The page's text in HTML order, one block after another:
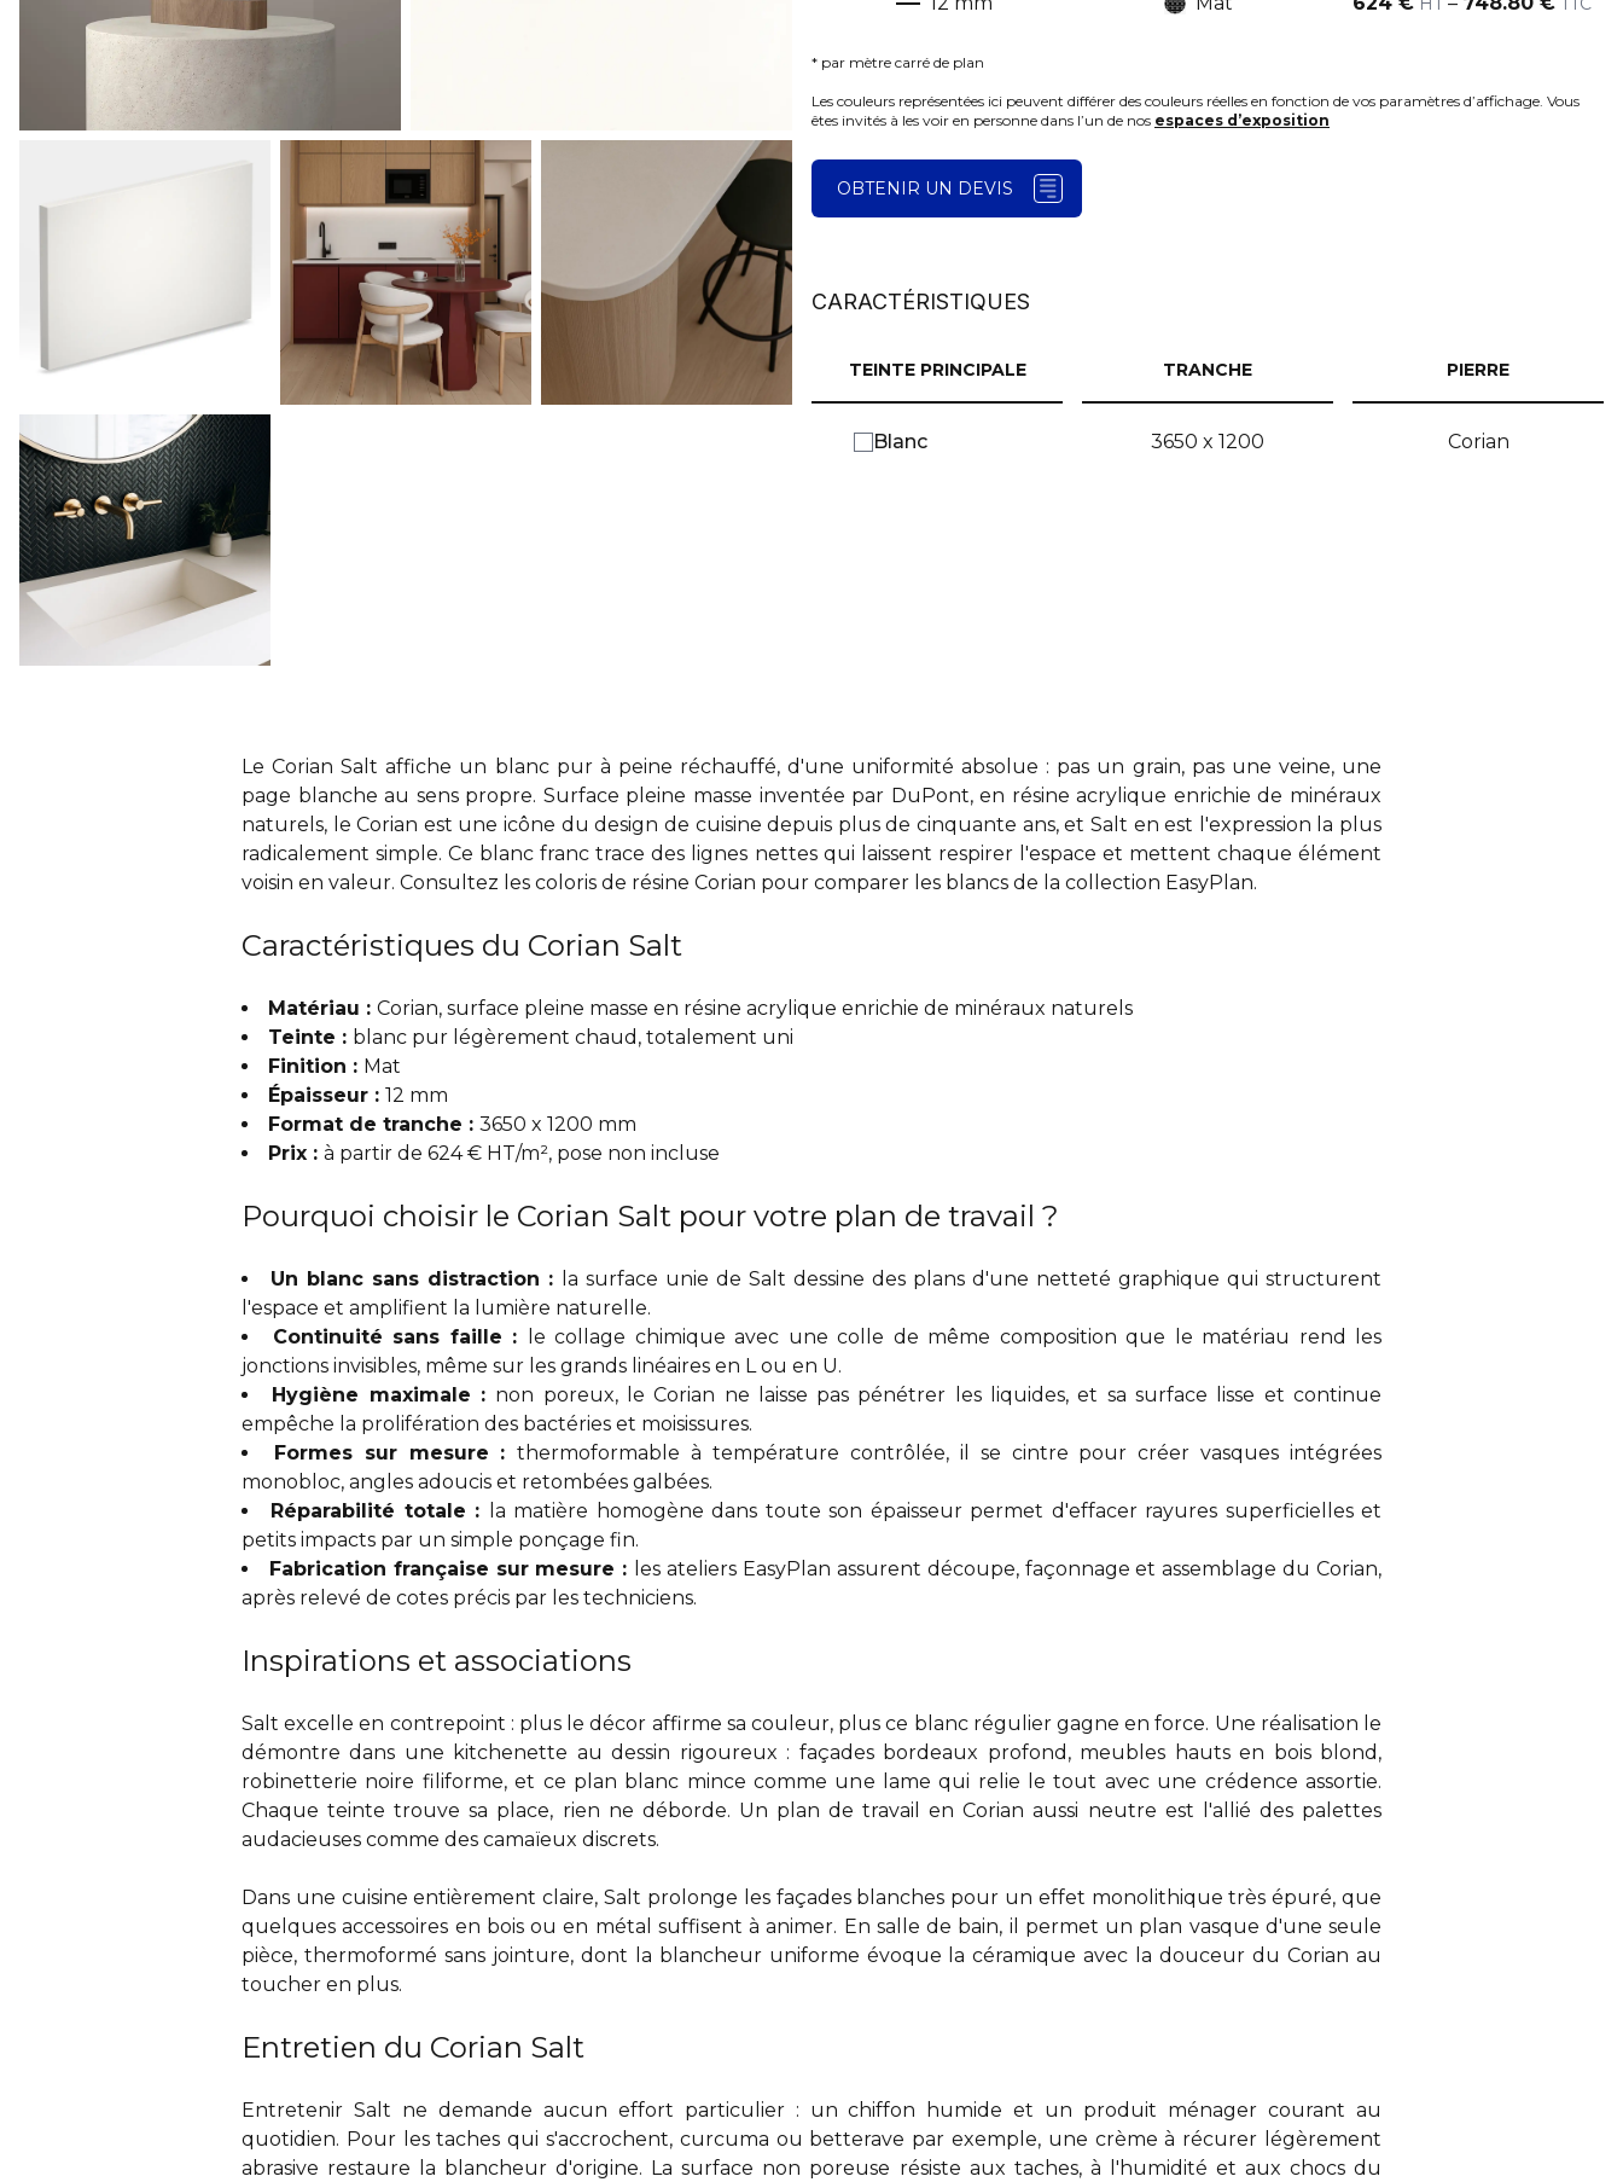
* par mètre carré de plan
Les couleurs représentées ici peuvent différer des couleurs réelles en fonction de vos paramètres d’affichage. Vous
êtes invités à les voir en personne dans l’un de nos espaces d’exposition
OBTENIR UN DEVIS
CARACTÉRISTIQUES
TEINTE PRINCIPALE
Blanc
TRANCHE
3650 x 1200
PIERRE
Corian
Le Corian Salt affiche un blanc pur à peine réchauffé, d'une uniformité absolue : pas un grain, pas une veine, une
page blanche au sens propre. Surface pleine masse inventée par DuPont, en résine acrylique enrichie de minéraux
naturels, le Corian est une icône du design de cuisine depuis plus de cinquante ans, et Salt en est l'expression la plus
radicalement simple. Ce blanc franc trace des lignes nettes qui laissent respirer l'espace et mettent chaque élément
voisin en valeur. Consultez les coloris de résine Corian pour comparer les blancs de la collection EasyPlan.
Caractéristiques du Corian Salt
Matériau : Corian, surface pleine masse en résine acrylique enrichie de minéraux naturels
Teinte : blanc pur légèrement chaud, totalement uni
Finition : Mat
Épaisseur : 12 mm
Format de tranche : 3650 x 1200 mm
Prix : à partir de 624 € HT/m², pose non incluse
Pourquoi choisir le Corian Salt pour votre plan de travail ?
Un blanc sans distraction :
la surface unie de Salt dessine des plans d'une netteté graphique qui structurent
l'espace et amplifient la lumière naturelle.
Continuité sans faille :
le collage chimique avec une colle de même composition que le matériau rend les
jonctions invisibles, même sur les grands linéaires en L ou en U.
Hygiène maximale : non poreux, le Corian ne laisse pas pénétrer les liquides, et sa surface lisse et continue
empêche la prolifération des bactéries et moisissures.
Formes sur mesure :thermoformable à température contrôlée, il se cintre pour créer vasques intégrées
monobloc, angles adoucis et retombées galbées.
Réparabilité totale :
la matière homogène dans toute son épaisseur permet d'effacer rayures superficielles et
petits impacts par un simple ponçage fin.
Fabrication française sur mesure : les ateliers EasyPlan assurent découpe, façonnage et assemblage du Corian,
après relevé de cotes précis par les techniciens.
Inspirations et associations
Salt excelle en contrepoint : plus le décor affirme sa couleur, plus ce blanc régulier gagne en force. Une réalisation le
démontre dans une kitchenette au dessin rigoureux : façades bordeaux profond, meubles hauts en bois blond,
robinetterie noire filiforme, et ce plan blanc mince comme une lame qui relie le tout avec une crédence assortie.
Chaque teinte trouve sa place, rien ne déborde. Un plan de travail en Corian aussi neutre est l'allié des palettes
audacieuses comme des camaïeux discrets.
Dans une cuisine entièrement claire, Salt prolonge les façades blanches pour un effet monolithique très épuré, que
quelques accessoires en bois ou en métal suffisent à animer. En salle de bain, il permet un plan vasque d'une seule
pièce, thermoformé sans jointure, dont la blancheur uniforme évoque la céramique avec la douceur du Corian au
toucher en plus.
Entretien du Corian Salt
Entretenir Salt ne demande aucun effort particulier : un chiffon humide et un produit ménager courant au
quotidien. Pour les taches qui s'accrochent, curcuma ou betterave par exemple, une crème à récurer légèrement
abrasive restaure la blancheur d'origine. La surface non poreuse résiste aux taches, à l'humidité et aux chocs du